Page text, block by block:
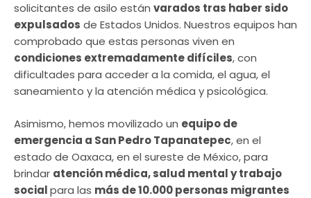
solicitantes de asilo están varados tras haber sido
expulsados de Estados Unidos. Nuestros equipos han
comprobado que estas personas viven en
condiciones extremadamente difíciles, con
dificultades para acceder a la comida, el agua, el
saneamiento y la atención médica y psicológica.
Asimismo, hemos movilizado un equipo de
emergencia a San Pedro Tapanatepec, en el
estado de Oaxaca, en el sureste de México, para
brindar atención médica, salud mental y trabajo
socialpara las más de 10.000 personas migrantes